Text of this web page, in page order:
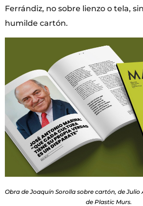
Ferrándiz, no sobre lienzo o tela,
humilde cartón.
Obra de Joaquín Sorolla sobre cartón, de
de Plastic Murs.